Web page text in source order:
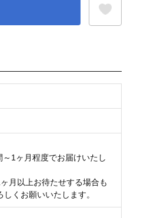
1ヶ月程度でお届けいたし
月以上お待たせする場合も
くお願いいたします。